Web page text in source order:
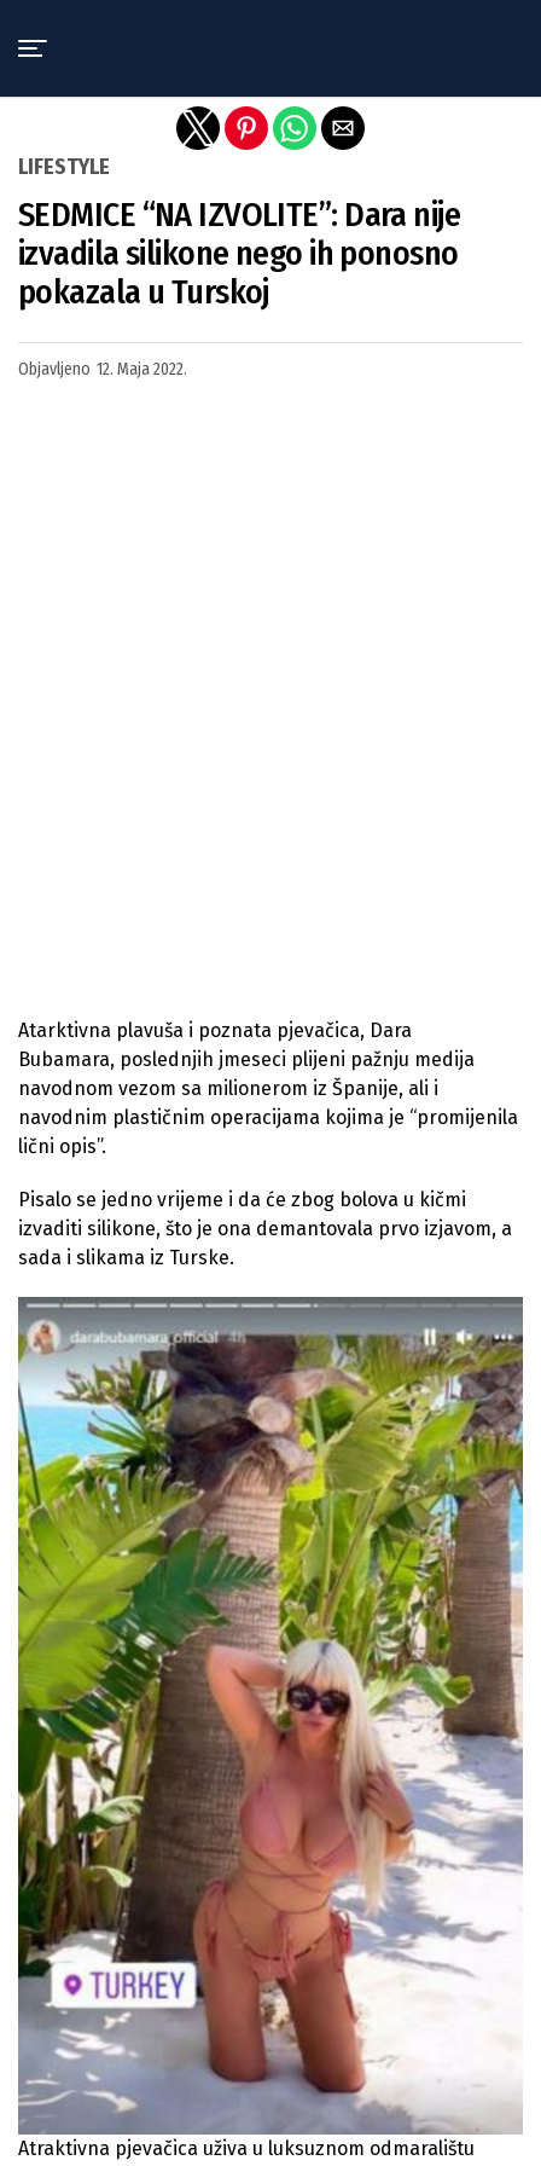
LIFESTYLE
SEDMICE “NA IZVOLITE”: Dara nije
izvadila silikone nego ih ponosno
pokazala u Turskoj
Objavljeno 12. Maja 2022.
Atarktivna plavuša i poznata pjevačica, Dara
Bubamara, poslednjih jmeseci plijeni pažnju medija
navodnom vezom sa milionerom iz Španije, ali i
navodnim plastičnim operacijama kojima je “promijenila
lični opis”.
Pisalo se jedno vrijeme i da će zbog bolova u kičmi
izvaditi silikone, što je ona demantovala prvo izjavom, a
sada i slikama iz Turske.
Atraktivna pjevačica uživa u luksuznom odmaralištu